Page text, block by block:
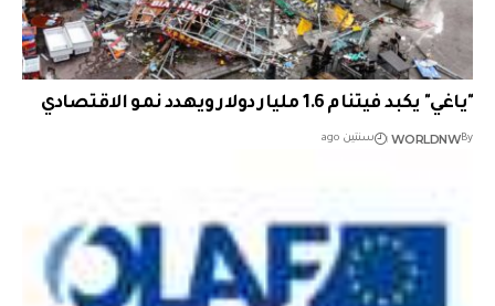
"ياغي" يكبد فيتنام 1.6 مليار دولار ويهدد نمو الاقتصادي
By
WORLDNW سنتين ago